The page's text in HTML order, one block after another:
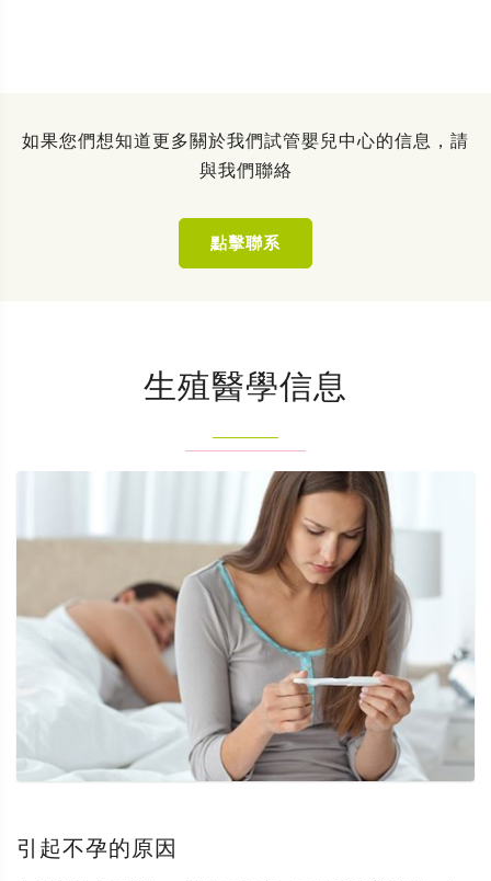
如果您們想知道更多關於我們試管嬰兒中心的信息，請
與我們聯絡
點擊聯系
生殖醫學信息
引起不孕的原因